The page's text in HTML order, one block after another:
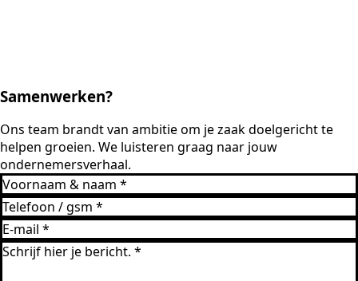
Samenwerken?
Ons team brandt van ambitie om je zaak doelgericht te
helpen groeien. We luisteren graag naar jouw
ondernemersverhaal.